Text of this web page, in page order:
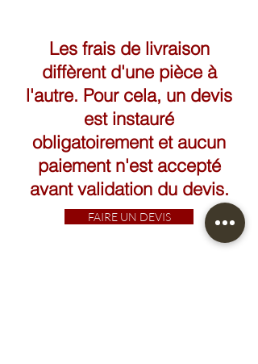
Les frais de livraison
diffèrent d'une pièce à
l'autre. Pour cela, un devis
est instauré
obligatoirement et aucun
paiement n'est accepté
avant validation du devis.
FAIRE UN DEVIS